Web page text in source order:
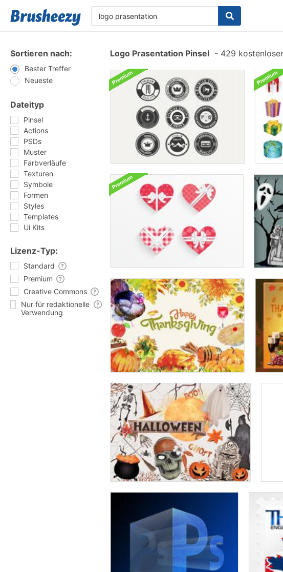
Sortieren nach:
Bester Treffer
Neueste
Dateityp
Pinsel
Actions
PSDs
Muster
Farbverläufe
Texturen
Symbole
Formen
Styles
Templates
Ui Kits
Lizenz-Typ:
Standard
Premium
Creative Commons
Nur für redaktionelle
Verwendung
Logo Prasentation Pinsel - 429